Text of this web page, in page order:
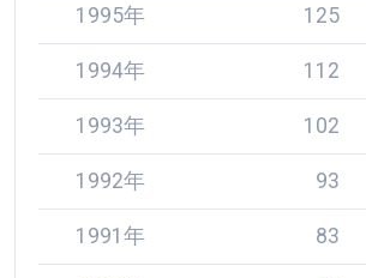
1995年 125
1994年 112
1993年 102
1992年 93
1991年 83